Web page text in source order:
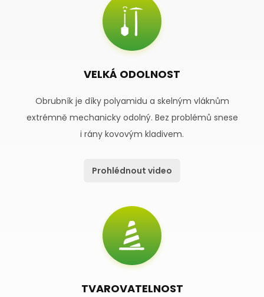
VELKÁ ODOLNOST
Obrubník je díky polyamidu a skelným vláknům
extrémně mechanicky odolný. Bez problémů snese
i rány kovovým kladivem.
Prohlédnout video
TVAROVATELNOST